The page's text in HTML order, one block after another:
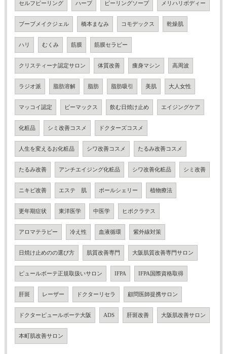
セルフピーリング ハーブ ピーリングソープ メリハリボディー
ブーブメイクジェル 橋本まなみ コモデックス 乾燥肌
ハリ むくみ 筋膜 筋膜セラピー
クリスティーナ認定サロン 体質改善 痩身マシン 高周波
ラジオ派 脂肪溶解 脂肪 脂肪吸引 美肌 大人女性
マッコイ認定 ビーマックス 飲む日焼け止め エイジングケア
化粧品 シミ改善コスメ ドクターズコスメ
人生を変えるお化粧品 シワ改善コスメ たるみ改善コスメ
たるみ改善 アンチエイジング化粧品 シワ改善化粧品 シミ改善
ニキビ改善 エステ 肌 ポールシェリー 植物療法
更年期症状 東洋医学 中医学 ヒポクラテス
アロマテラピー 冷え性 血液循環 紫外線対策
日焼け止めのの選び方 肌質改善専門 大阪肌質改善専門サロン
ピュールボーテ正規取扱いサロン IFPA IFPA国際資格取得
肝斑 レーザー ドクターリセラ 顧問医師提携サロン
ドクターピュールボーテ大阪 ADS 肝斑改善 大阪肌改善サロン
本町肌改善サロン